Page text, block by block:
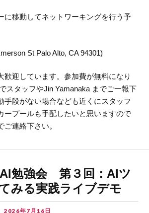
に移動してネットワーキングを行う予
St Palo Alto, CA 94301)
歓迎しています。参加費が無料になり
スタッフやJin Yamanaka までご一報下
手段がない場合なども近くにスタッフ
ープールも手配したいと思いますので
連絡下さい。
勉強会 第３回：AIツ
みる実践ライブデモ
2026年7月16日